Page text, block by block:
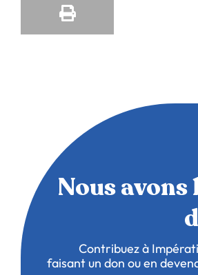
Nous avons
Contribuez à
faisant un don ou en